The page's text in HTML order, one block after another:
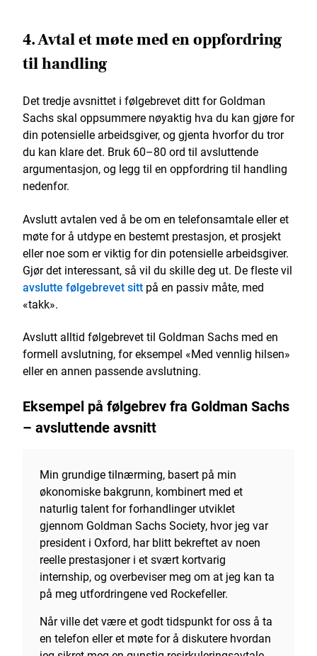
4. Avtal et møte med en oppfordring
til handling
Det tredje avsnittet i følgebrevet ditt for Goldman
Sachs skal oppsummere nøyaktig hva du kan gjøre for
din potensielle arbeidsgiver, og gjenta hvorfor du tror
du kan klare det. Bruk 60–80 ord til avsluttende
argumentasjon, og legg til en oppfordring til handling
nedenfor.
Avslutt avtalen ved å be om en telefonsamtale eller et
møte for å utdype en bestemt prestasjon, et prosjekt
eller noe som er viktig for din potensielle arbeidsgiver.
Gjør det interessant, så vil du skille deg ut. De fleste vil
avslutte følgebrevet sitt på en passiv måte, med
«takk».
Avslutt alltid følgebrevet til Goldman Sachs med en
formell avslutning, for eksempel «Med vennlig hilsen»
eller en annen passende avslutning.
Eksempel på følgebrev fra Goldman Sachs
– avsluttende avsnitt
Min grundige tilnærming, basert på min
økonomiske bakgrunn, kombinert med et
naturlig talent for forhandlinger utviklet
gjennom Goldman Sachs Society, hvor jeg var
president i Oxford, har blitt bekreftet av noen
reelle prestasjoner i et svært kortvarig
internship, og overbeviser meg om at jeg kan ta
på meg utfordringene ved Rockefeller.
Når ville det være et godt tidspunkt for oss å ta
en telefon eller et møte for å diskutere hvordan